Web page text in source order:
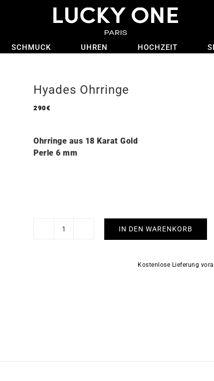
SCHMUCK UHREN HOCHZEIT
Hyades Ohrringe
290€
Ohrringe aus 18 Karat Gold
Perle 6 mm
Hyades
IN DEN WARENKORB
Kostenlose Lieferung